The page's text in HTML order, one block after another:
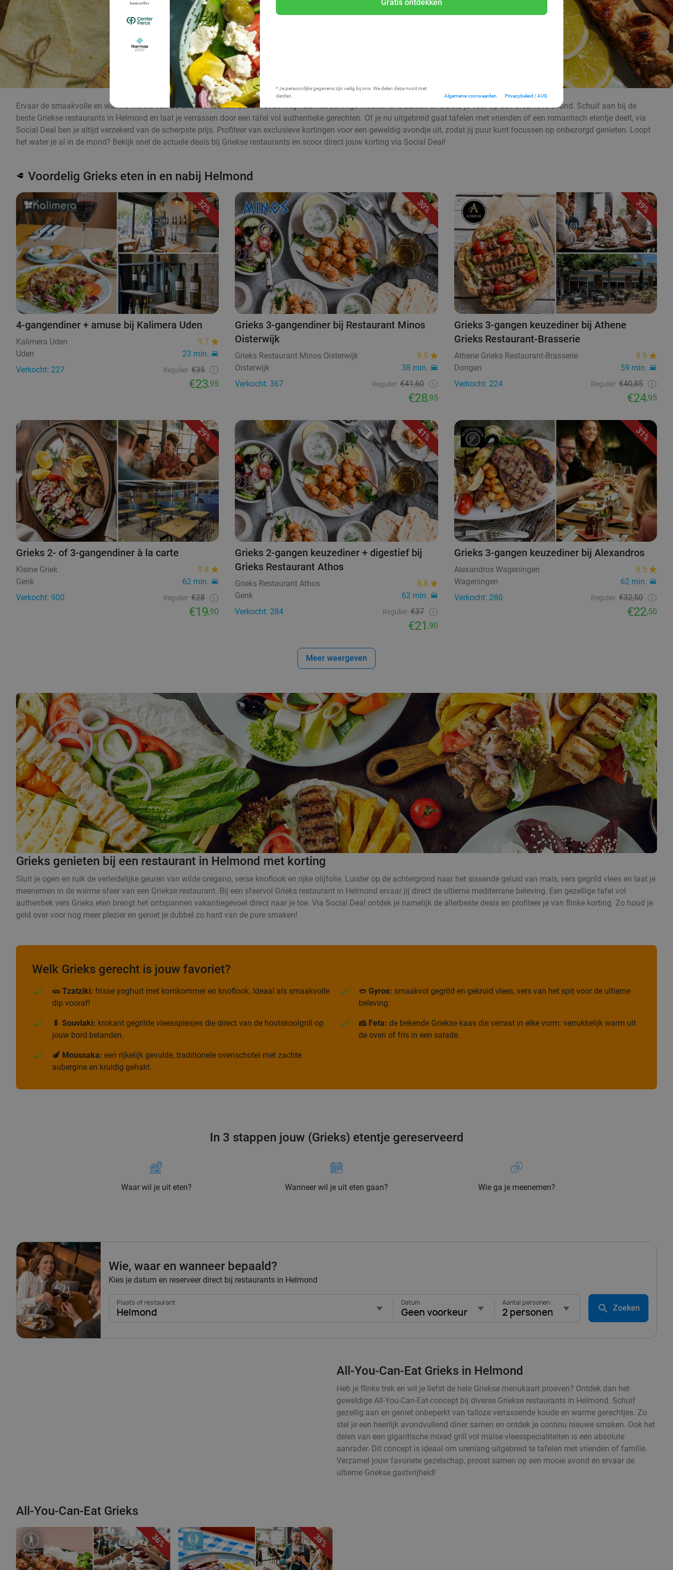
Gratis ontdekken
* Je persoonlijke gegevens zijn veilig bij ons. We delen deze nooit met
derden.
Algemene voorwaarden Privacybeleid / AVG
Ervaar de smaakvolle en warme wereld van de Griekse keuken! Droom even weg naar het zonnige mediterrane zuiden en bereid je voor op een sfeervolle avond. Schuif aan bij de
beste Griekse restaurants in Helmond en laat je verrassen door een tafel vol authentieke gerechten. Of je nu uitgebreid gaat tafelen met vrienden of een romantisch etentje deelt, via
Social Deal ben je altijd verzekerd van de scherpste prijs. Profiteer van exclusieve kortingen voor een geweldig avondje uit, zodat jij puur kunt focussen op onbezorgd genieten. Loopt
het water je al in de mond? Bekijk snel de actuele deals bij Griekse restaurants en scoor direct jouw korting via Social Deal!
🥩 Voordelig Grieks eten in en nabij Helmond
32%
4-gangendiner + amuse bij Kalimera Uden
Kalimera Uden
9.7
Uden
23 min.
Verkocht: 227
Regulier €35
€23,95
30%
Grieks 3-gangendiner bij Restaurant Minos
Oisterwijk
Grieks Restaurant Minos Oisterwijk
9.5
Oisterwijk
38 min.
Verkocht: 367
Regulier €41,60
€28,95
39%
Grieks 3-gangen keuzediner bij Athene
Grieks Restaurant-Brasserie
Athene Grieks Restaurant-Brasserie
8.9
Dongen
59 min.
Verkocht: 224
Regulier €40,85
€24,95
29%
Grieks 2- of 3-gangendiner à la carte
Kleine Griek
9.8
Genk
62 min.
Verkocht: 900
Regulier €28
€19,90
41%
Grieks 2-gangen keuzediner + digestief bij
Grieks Restaurant Athos
Grieks Restaurant Athos
8.8
Genk
62 min.
Verkocht: 284
Regulier €37
€21 ,90
31%
Grieks 3-gangen keuzediner bij Alexandros
Alexandros Wageningen
8.5
Wageningen
62 min.
Verkocht: 280
Regulier €32,50
€22,50
Meer weergeven
Grieks genieten bij een restaurant in Helmond met korting
Sluit je ogen en ruik de verleidelijke geuren van wilde oregano, verse knoflook en rijke olijfolie. Luister op de achtergrond naar het sissende geluid van mals, vers gegrild vlees en laat je
meenemen in de warme sfeer van een Griekse restaurant. Bij een sfeervol Grieks restaurant in Helmond ervaar jij direct de ultieme mediterrane beleving. Een gezellige tafel vol
authentiek vers Grieks eten brengt het ontspannen vakantiegevoel direct naar je toe. Via Social Deal ontdek je namelijk de allerbeste deals en profiteer je van flinke korting. Zo houd je
geld over voor nog meer plezier en geniet je dubbel zo hard van de pure smaken!
Welk Grieks gerecht is jouw favoriet?
🥒 Tzatziki: frisse yoghurt met komkommer en knoflook. Ideaal als smaakvolle
dip vooraf!
🍢 Souvlaki: krokant gegrilde vleesspiesjes die direct van de houtskoolgrill op
jouw bord belanden.
🍆 Moussaka: een rijkelijk gevulde, traditionele ovenschotel met zachte
aubergine en kruidig gehakt.
🥙 Gyros: smaakvol gegrild en gekruid vlees, vers van het spit voor de ultieme
beleving.
🧀 Feta: de bekende Griekse kaas die verrast in elke vorm: verrukkelijk warm uit
de oven of fris in een salade.
In 3 stappen jouw (Grieks) etentje gereserveerd
Waar wil je uit eten? Wanneer wil je uit eten gaan? Wie ga je meenemen?
Wie, waar en wanneer bepaald?
Kies je datum en reserveer direct bij restaurants in Helmond
Plaats of restaurant
Helmond
Datum
Geen voorkeur
Aantal personen:
2 personen Zoeken
All-You-Can-Eat Grieks in Helmond
Heb je flinke trek en wil je liefst de hele Griekse menukaart proeven? Ontdek dan het
geweldige All-You-Can-Eat-concept bij diverse Griekse restaurants in Helmond. Schuif
gezellig aan en geniet onbeperkt van talloze verrassende koude en warme gerechtjes. Zo
stel je een heerlijk avondvullend diner samen en ontdek je continu nieuwe smaken. Ook het
delen van een gigantische mixed grill vol malse vleesspecialiteiten is een absolute
aanrader. Dit concept is ideaal om urenlang uitgebreid te tafelen met vrienden of familie.
Verzamel jouw favoriete gezelschap, proost samen op een mooie avond en ervaar de
ultieme Griekse gastvrijheid!
All-You-Can-Eat Grieks
36% 38%